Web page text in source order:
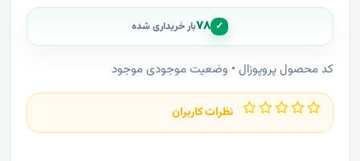
✓ ۷۸بار خریداری شده
کد محصول پروپوزال • وضعیت موجودی موجود
نظرات کاربران